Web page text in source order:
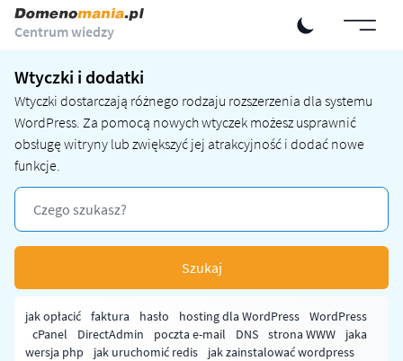
Centrum wiedzy
Wtyczki i dodatki
Wtyczki dostarczają różnego rodzaju rozszerzenia dla systemu
WordPress. Za pomocą nowych wtyczek możesz usprawnić
obsługę witryny lub zwiększyć jej atrakcyjność i dodać nowe
funkcje.
Szukaj
jak opłacić faktura hasło hosting dla WordPress
WordPress
cPanel
DirectAdmin poczta e-mail DNS strona WWW
jaka
wersja php
jak uruchomić redis jak zainstalować wordpress